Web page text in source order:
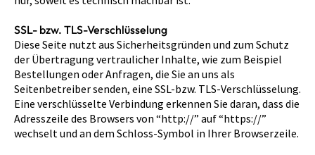
SSL- bzw. TLS-Verschlüsselung
Diese Seite nutzt aus Sicherheitsgründen und zum Schutz
der Übertragung vertraulicher Inhalte, wie zum Beispiel
Bestellungen oder Anfragen, die Sie an uns als
Seitenbetreiber senden, eine SSL-bzw. TLS-Verschlüsselung.
Eine verschlüsselte Verbindung erkennen Sie daran, dass die
Adresszeile des Browsers von “http://” auf “https://”
wechselt und an dem Schloss-Symbol in Ihrer Browserzeile.